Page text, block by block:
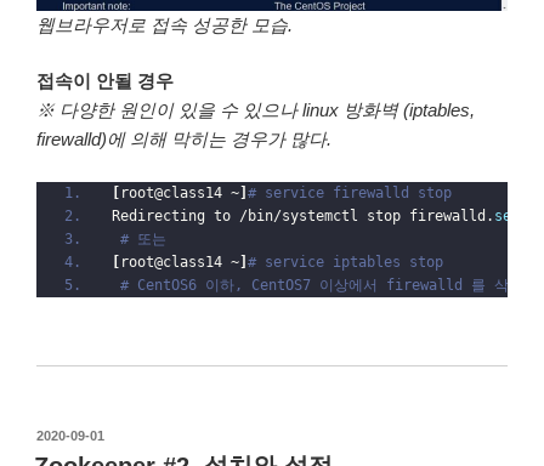
웹브라우저로 접속 성공한 모습.
접속이 안될 경우
※ 다양한 원인이 있을 수 있으나 linux 방화벽 (iptables,
firewalld)에 의해 막히는 경우가 많다.
[ root@class14 ~] # service firewalld stop
Redirecting to /bin/systemctl stop firewalld.
# 또는
[ root@class14 ~] # service iptables stop
# CentOS6 이하, CentOS7 이상에서 firewalld 를 삭제
작
성
2020-09-01